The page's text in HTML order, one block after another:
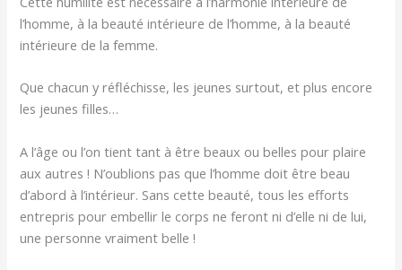
l’homme, à la beauté intérieure de l’homme, à la beauté
intérieure de la femme.
Que chacun y réfléchisse, les jeunes surtout, et plus encore
les jeunes filles…
A l’âge ou l’on tient tant à être beaux ou belles pour plaire
aux autres ! N’oublions pas que l’homme doit être beau
d’abord à l’intérieur. Sans cette beauté, tous les efforts
entrepris pour embellir le corps ne feront ni d’elle ni de lui,
une personne vraiment belle !